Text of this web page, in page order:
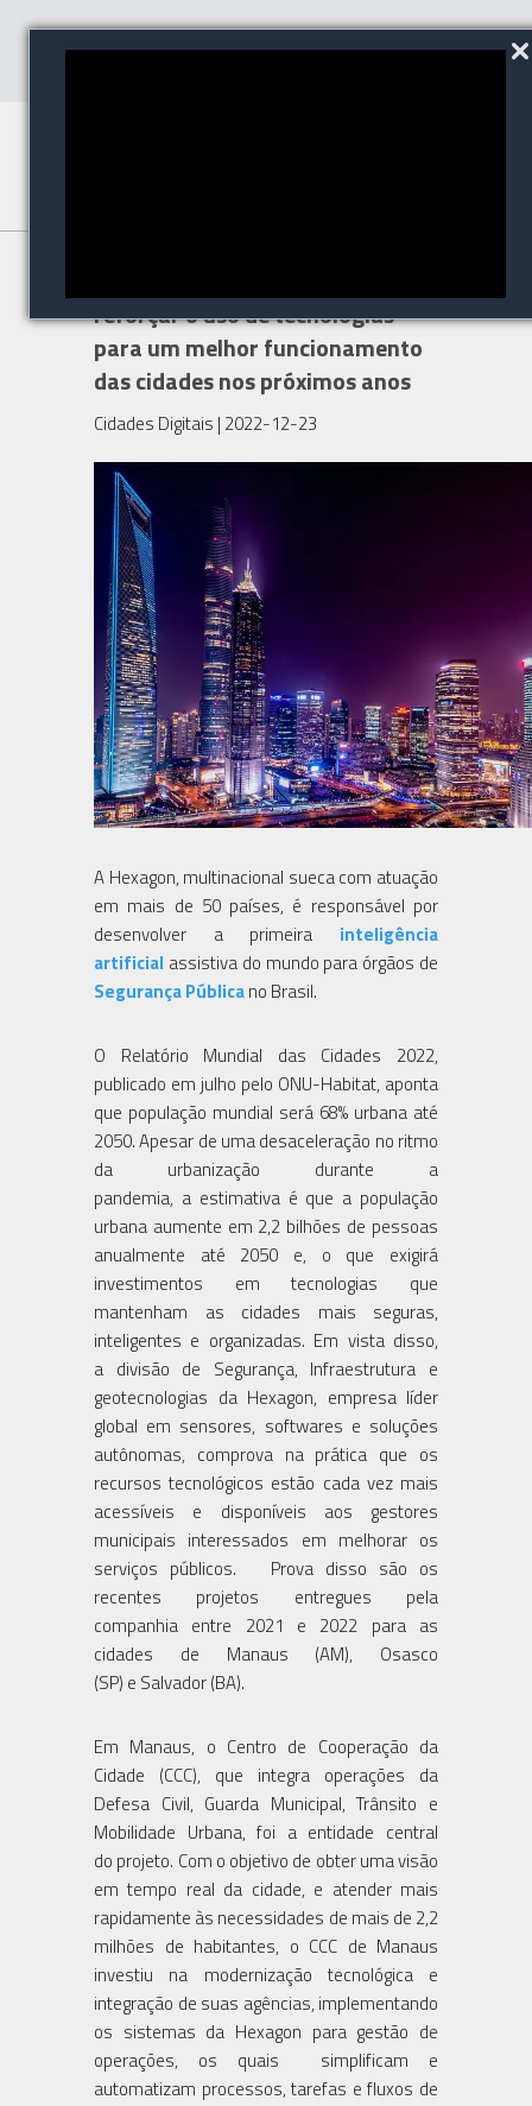
reforçar o uso de tecnologias
para um melhor funcionamento
das cidades nos próximos anos
Cidades Digitais | 2022-12-23
A Hexagon, multinacional sueca com atuação
em mais de 50 países, é responsável por
desenvolver a primeira inteligência
artificial assistiva do mundo para órgãos de
Segurança Públicano Brasil.
O Relatório Mundial das Cidades 2022,
publicado em julho pelo ONU-Habitat, aponta
que população mundial será 68% urbana até
2050. Apesar de uma desaceleração no ritmo
da urbanização durante a
pandemia, a estimativa é que a população
urbana aumente em 2,2 bilhões de pessoas
anualmente até 2050 e, o que exigirá
investimentos em tecnologias que
mantenham as cidades mais seguras,
inteligentes e organizadas. Em vista disso,
a divisão de Segurança, Infraestrutura e
geotecnologias da Hexagon, empresa líder
global em sensores, softwares e soluções
autônomas, comprova na prática que os
recursos tecnológicos estão cada vez mais
acessíveis e disponíveis aos gestores
municipais interessados em melhorar os
serviços públicos. Prova disso são os
recentes projetos entregues pela
companhia entre 2021 e 2022 para as
cidades de Manaus (AM), Osasco
(SP) e Salvador (BA).
Em Manaus, o Centro de Cooperação da
Cidade (CCC), que integra operações da
Defesa Civil, Guarda Municipal, Trânsito e
Mobilidade Urbana, foi a entidade central
do projeto. Com o objetivo de obter uma visão
em tempo real da cidade, e atender mais
rapidamente às necessidades de mais de 2,2
milhões de habitantes, o CCC de Manaus
investiu na modernização tecnológica e
integração de suas agências, implementando
os sistemas da Hexagon para gestão de
operações, os quais simplificam e
automatizam processos, tarefas e fluxos de